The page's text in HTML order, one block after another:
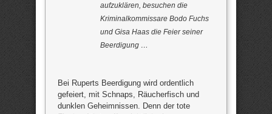
aufzuklären, besuchen die
Kriminalkommissare Bodo Fuchs
und Gisa Haas die Feier seiner
Beerdigung …
Bei Ruperts Beerdigung wird ordentlich
gefeiert, mit Schnaps, Räucherfisch und
dunklen Geheimnissen. Denn der tote